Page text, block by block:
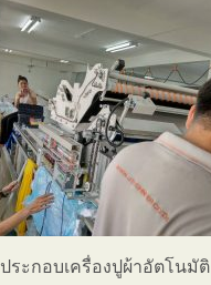
ประกอบเครื่องปูผ้าอัตโนมัติ